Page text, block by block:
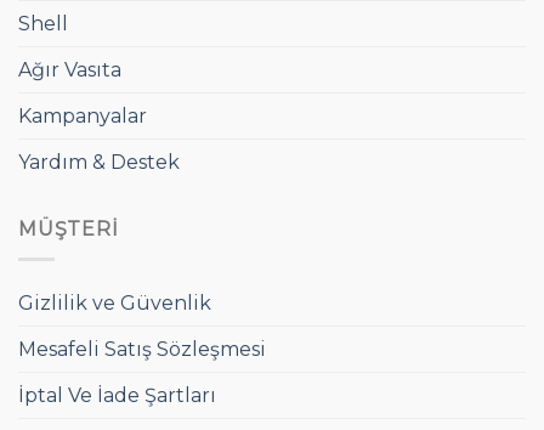
Shell
Ağır Vasıta
Kampanyalar
Yardım & Destek
MÜŞTERI
Gizlilik ve Güvenlik
Mesafeli Satış Sözleşmesi
İptal Ve İade Şartları